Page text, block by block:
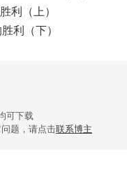
利（上）
利（下）
可下载
题，请点击联系博主